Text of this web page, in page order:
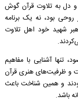
و دل به تلاوت قرآن گوش
بود، نه یک برنامه
شهید خود اهل تلاوت
تنها آشنایی با مفاهیم
و ظرفیت‌های هنری قرآن
و همین شناخت باعث
باشد.